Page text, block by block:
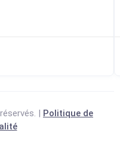
| Politique de